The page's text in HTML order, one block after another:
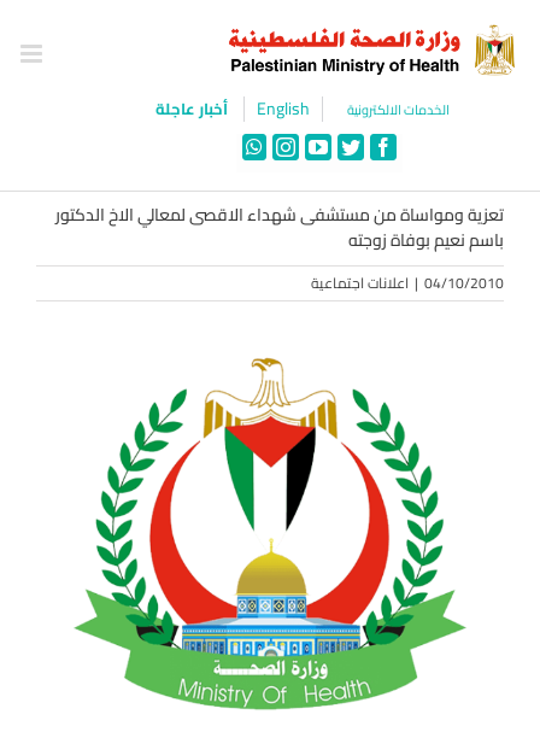
content
الخدمات الالكترونية English أخبار عاجلة
Facebook
Twitter
YouTube
Instagram
WhatsApp
تعزية ومواساة من مستشفى شهداء الاقصى لمعالي الاخ الدكتور
باسم نعيم بوفاة زوجته
04/10/2010
| اعلانات اجتماعية